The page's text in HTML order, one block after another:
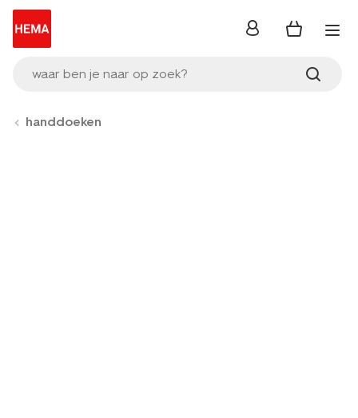
waar ben je naar op zoek?
inloggen
handdoeken